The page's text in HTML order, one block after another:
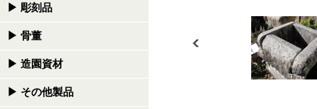
▶ 彫刻品
▶ 骨董
▶ 造園資材
▶ その他製品